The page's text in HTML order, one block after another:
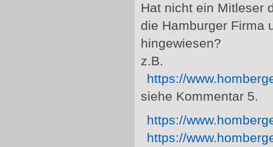
Hat nicht ein Mitleser
die Hamburger Firma
hingewiesen?
z.B.
https://
siehe Kommentar 5.
https://
https://